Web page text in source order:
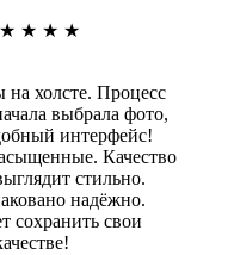
★ ★ ★ ★
на холсте. Процесс
выбрала фото,
интерфейс!
Качество
стильно.
надёжно.
сохранить свои